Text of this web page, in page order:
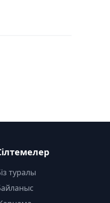
туралы